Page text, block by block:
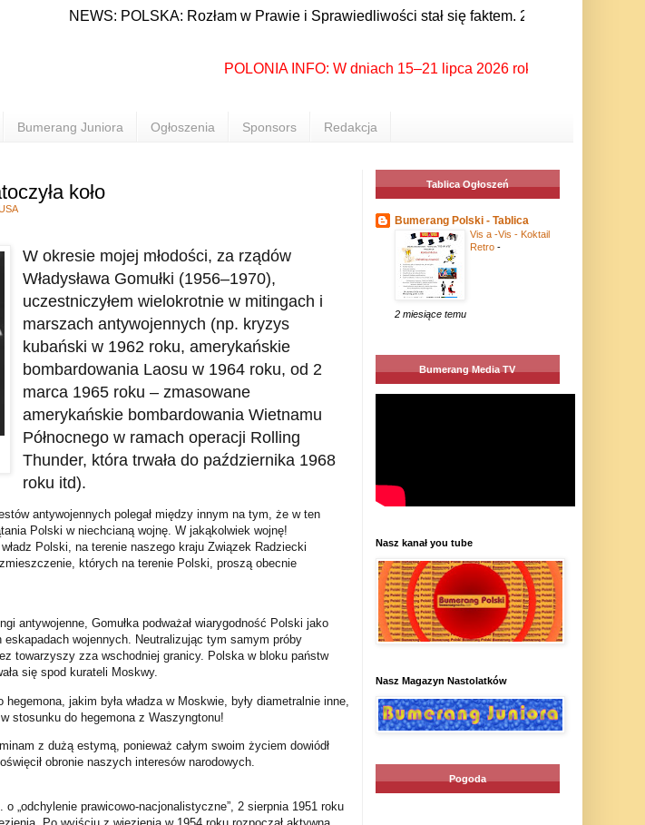
NEWS: POLSKA: Rozłam w Prawie i Sprawiedliwości stał się faktem. 24 lipca prezes partii
POLONIA INFO: W dniach 15–21 lipca 2026 roku Rzeszów
Bumerang Juniora Ogłoszenia Sponsors Redakcja
koło
W okresie mojej młodości, za rządów
Władysława Gomułki (1956–1970),
uczestniczyłem wielokrotnie w mitingach i
marszach antywojennych (np. kryzys
kubański w 1962 roku, amerykańskie
bombardowania Laosu w 1964 roku, od 2
marca 1965 roku – zmasowane
amerykańskie bombardowania Wietnamu
Północnego w ramach operacji Rolling
Thunder, która trwała do października 1968
roku itd).
antywojennych polegał między innym na tym, że w ten
Polski w niechcianą wojnę. W jakąkolwiek wojnę!
Polski, na terenie naszego kraju Związek Radziecki
których na terenie Polski, proszą obecnie
antywojenne, Gomułka podważał wiarygodność Polski jako
wojennych. Neutralizując tym samym próby
towarzyszy zza wschodniej granicy. Polska w bloku państw
się spod kurateli Moskwy.
jakim była władza w Moskwie, były diametralnie inne,
stosunku do hegemona z Waszyngtonu!
z dużą estymą, ponieważ całym swoim życiem dowiódł
obronie naszych interesów narodowych.
„odchylenie prawicowo-nacjonalistyczne”, 2 sierpnia 1951 roku
Tablica Ogłoszeń
Bumerang Polski - Tablica
Vis a -Vis - Koktail
Retro -
2 miesiące temu
Bumerang Media TV
Nasz kanał you tube
Nasz Magazyn Nastolatków
Pogoda